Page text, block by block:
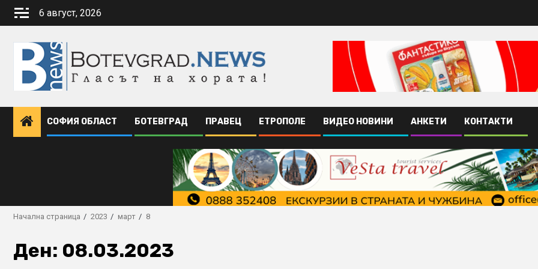
Skip
6 август, 2026
СОФИЯ ОБЛАСТ БОТЕВГРАД ПРАВЕЦ ЕТРОПОЛЕ ВИДЕО НОВИНИ АНКЕТИ КОНТАКТИ
Начална страница 2023 март 8
Ден: 08.03.2023